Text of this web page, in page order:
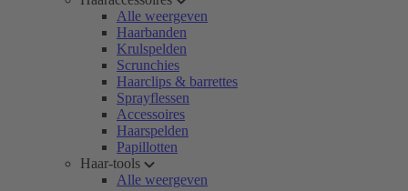
Alle weergeven
Haarbanden
Krulspelden
Scrunchies
Haarclips & barrettes
Sprayflessen
Accessoires
Haarspelden
Papillotten
Haar-tools
Alle weergeven